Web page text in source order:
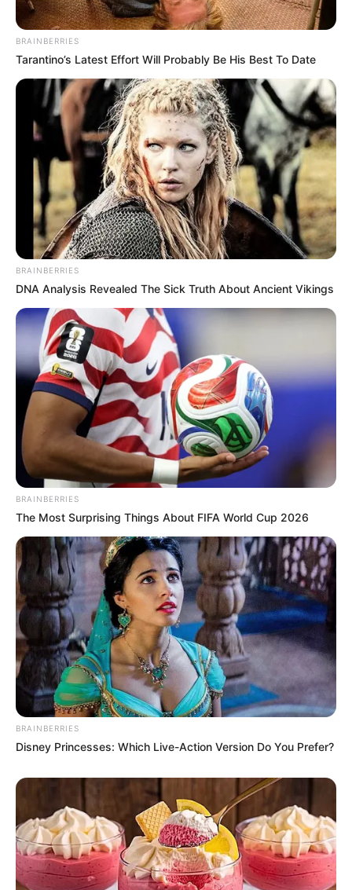
BRAINBERRIES
Tarantino’s Latest Effort Will Probably Be His Best To Date
BRAINBERRIES
DNA Analysis Revealed The Sick Truth About Ancient Vikings
BRAINBERRIES
The Most Surprising Things About FIFA World Cup 2026
BRAINBERRIES
Disney Princesses: Which Live-Action Version Do You Prefer?